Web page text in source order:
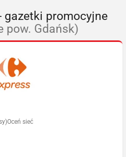
gazetki promocyjne
pow. Gdańsk)
Oceń sieć